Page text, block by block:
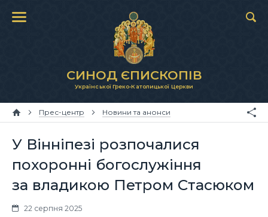
СИНОД ЄПИСКОПІВ
Української Греко-Католицької Церкви
Прес-центр Новини та анонси
У Вінніпезі розпочалися
похоронні богослужіння
за владикою Петром Стасюком
22 серпня 2025